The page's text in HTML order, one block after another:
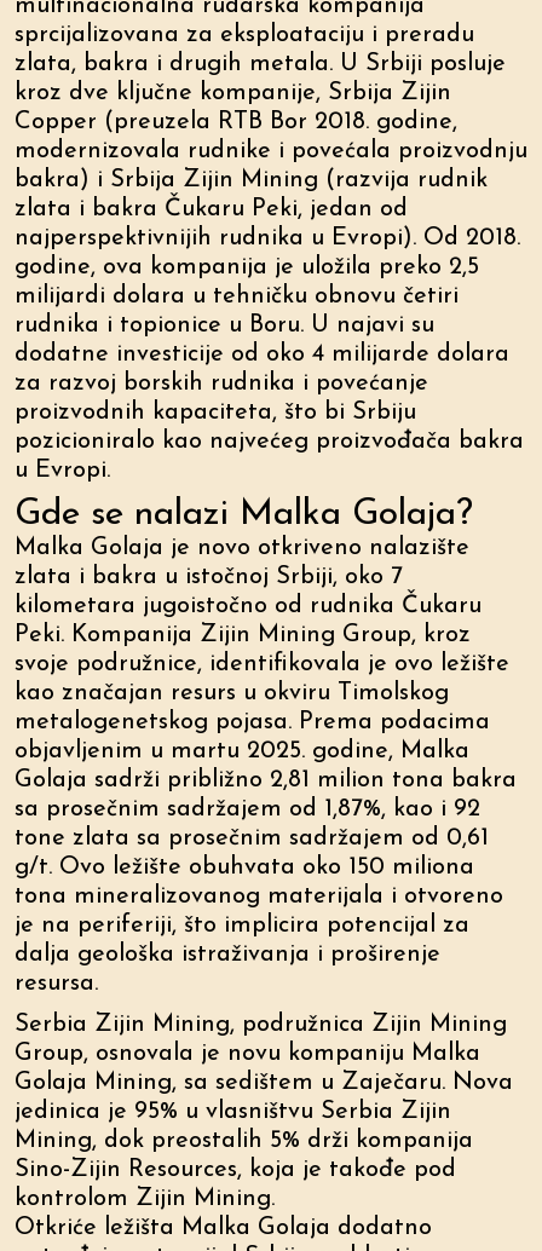
multinacionalna rudarska kompanija
sprcijalizovana za eksploataciju i preradu
zlata, bakra i drugih metala. U Srbiji posluje
kroz dve ključne kompanije, Srbija Zijin
Copper (preuzela RTB Bor 2018. godine,
modernizovala rudnike i povećala proizvodnju
bakra) i Srbija Zijin Mining (razvija rudnik
zlata i bakra Čukaru Peki, jedan od
najperspektivnijih rudnika u Evropi). Od 2018.
godine, ova kompanija je uložila preko 2,5
milijardi dolara u tehničku obnovu četiri
rudnika i topionice u Boru. U najavi su
dodatne investicije od oko 4 milijarde dolara
za razvoj borskih rudnika i povećanje
proizvodnih kapaciteta, što bi Srbiju
pozicioniralo kao najvećeg proizvođača bakra
u Evropi.
Gde se nalazi Malka Golaja?
Malka Golaja je novo otkriveno nalazište
zlata i bakra u istočnoj Srbiji, oko 7
kilometara jugoistočno od rudnika Čukaru
Peki. Kompanija Zijin Mining Group, kroz
svoje podružnice, identifikovala je ovo ležište
kao značajan resurs u okviru Timolskog
metalogenetskog pojasa. Prema podacima
objavljenim u martu 2025. godine, Malka
Golaja sadrži približno 2,81 milion tona bakra
sa prosečnim sadržajem od 1,87%, kao i 92
tone zlata sa prosečnim sadržajem od 0,61
g/t. Ovo ležište obuhvata oko 150 miliona
tona mineralizovanog materijala i otvoreno
je na periferiji, što implicira potencijal za
dalja geološka istraživanja i proširenje
resursa.
Serbia Zijin Mining, podružnica Zijin Mining
Group, osnovala je novu kompaniju Malka
Golaja Mining, sa sedištem u Zaječaru. Nova
jedinica je 95% u vlasništvu Serbia Zijin
Mining, dok preostalih 5% drži kompanija
Sino-Zijin Resources, koja je takođe pod
kontrolom Zijin Mining.
Otkriće ležišta Malka Golaja dodatno